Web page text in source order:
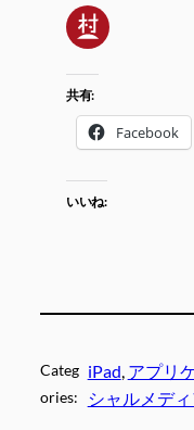
共有:
Facebook
いいね:
Categ
ories:
iPad, アプリ
シャルメデ